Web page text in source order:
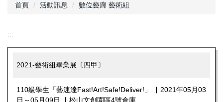
首頁 活動訊息 數位藝廊 藝術組
:::
2021-藝術組畢業展〔四甲〕
110級學生「藝速達Fast!Art!Safe!Deliver!」 ▏2021年05月03
日～05月09日 ▏松山文創園區4號倉庫